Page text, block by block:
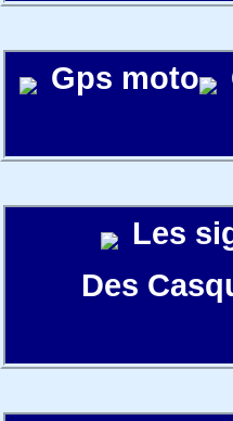
Gps moto
Les
Des